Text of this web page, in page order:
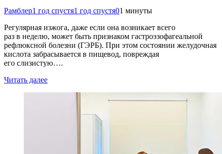
Рамблер1 год спустя1 год спустя01 минуты
Регулярная изжога, даже если она возникает всего
раз в неделю, может быть признаком гастроэзофагеальной
рефлюксной болезни (ГЭРБ). При этом состоянии желудочная
кислота забрасывается в пищевод, повреждая
его слизистую….
Читать далее